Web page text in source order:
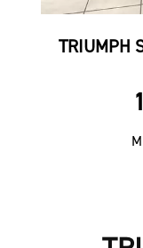
TRIUMPH